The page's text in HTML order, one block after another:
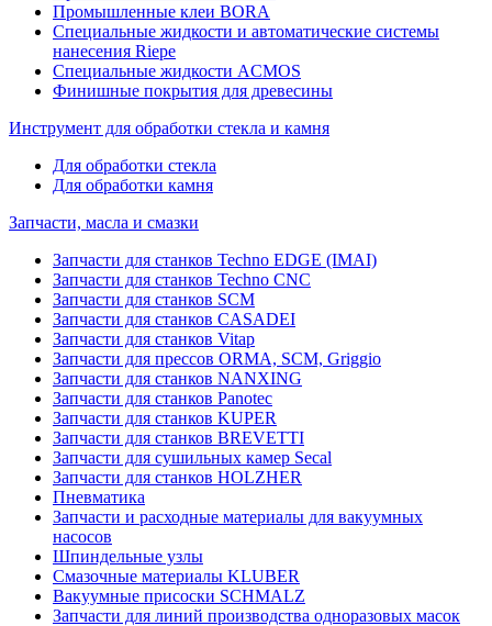
Промышленные клеи BORA
Специальные жидкости и автоматические системы
нанесения Riepe
Специальные жидкости ACMOS
Финишные покрытия для древесины
Инструмент для обработки стекла и камня
Для обработки стекла
Для обработки камня
Запчасти, масла и смазки
Запчасти для станков Techno EDGE (IMAI)
Запчасти для станков Techno CNC
Запчасти для станков SCM
Запчасти для станков CASADEI
Запчасти для станков Vitap
Запчасти для прессов ORMA, SCM, Griggio
Запчасти для станков NANXING
Запчасти для станков Panotec
Запчасти для станков KUPER
Запчасти для станков BREVETTI
Запчасти для сушильных камер Secal
Запчасти для станков HOLZHER
Пневматика
Запчасти и расходные материалы для вакуумных
насосов
Шпиндельные узлы
Смазочные материалы KLUBER
Вакуумные присоски SCHMALZ
Запчасти для линий производства одноразовых масок